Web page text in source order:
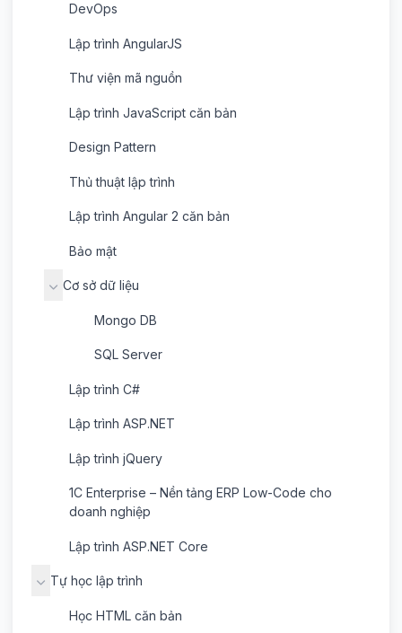
DevOps
Lập trình AngularJS
Thư viện mã nguồn
Lập trình JavaScript căn bản
Design Pattern
Thủ thuật lập trình
Lập trình Angular 2 căn bản
Bảo mật
Cơ sở dữ liệu
Mongo DB
SQL Server
Lập trình C#
Lập trình ASP.NET
Lập trình jQuery
1C Enterprise – Nền tảng ERP Low-Code cho
doanh nghiệp
Lập trình ASP.NET Core
Tự học lập trình
Học HTML căn bản